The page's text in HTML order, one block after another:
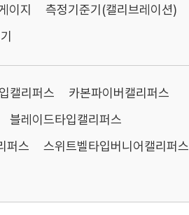
이지
측정기준기(캘리브레이션)
캘리퍼스
카본파이버캘리퍼스
블레이드타입캘리퍼스
퍼스
스위트벨타입버니어캘리퍼스